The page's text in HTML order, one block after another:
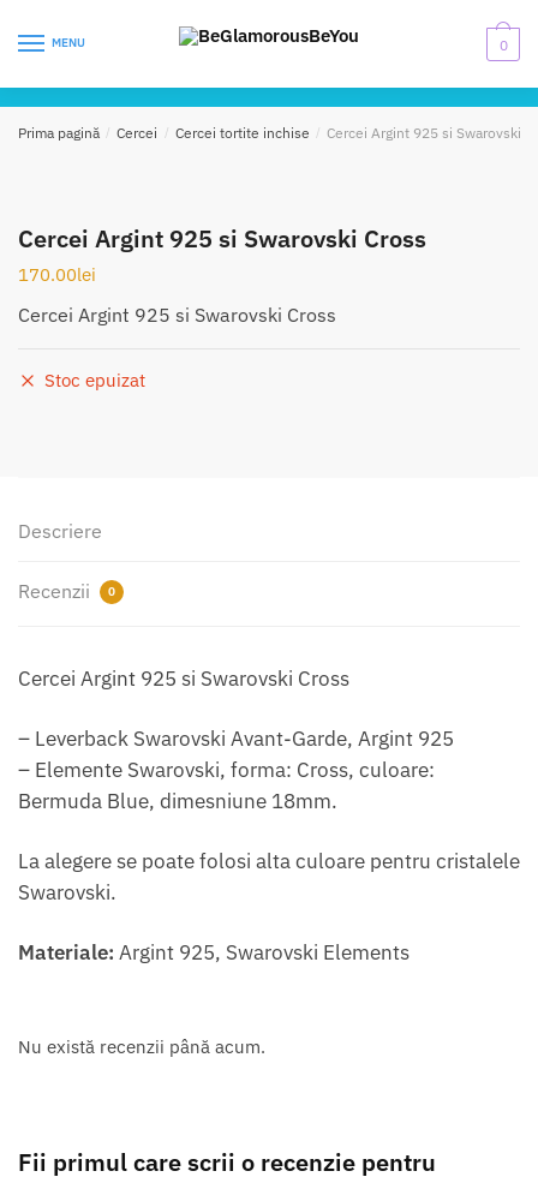
MENU 0
Prima pagină / Cercei / Cercei tortite inchise / Cercei Argint 925 si Swarovski
Cercei Argint 925 si Swarovski Cross
170.00lei
Cercei Argint 925 si Swarovski Cross
Stoc epuizat
Descriere
Recenzii 0
Cercei Argint 925 si Swarovski Cross
– Leverback Swarovski Avant-Garde, Argint 925
– Elemente Swarovski, forma: Cross, culoare:
Bermuda Blue, dimesniune 18mm.
La alegere se poate folosi alta culoare pentru cristalele
Swarovski.
Materiale: Argint 925, Swarovski Elements
Nu există recenzii până acum.
Fii primul care scrii o recenzie pentru